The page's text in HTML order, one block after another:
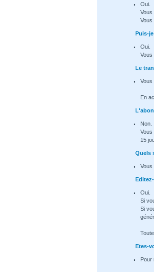
Oui.
Vous
Vous
Puis-
Oui.
Vous
Le
Vous
En
Non.
Vous
15
Quels
Vous
Oui.
Si
Si
Etes-
Pour